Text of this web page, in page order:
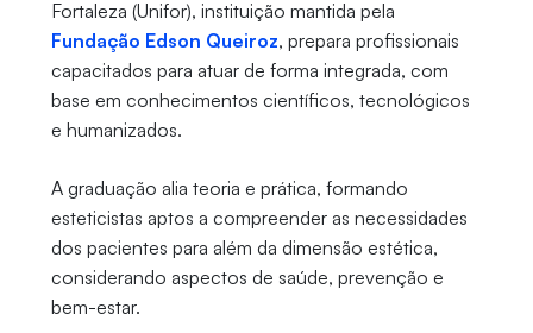
Fortaleza (Unifor), instituição mantida pela
Fundação Edson Queiroz, prepara profissionais
capacitados para atuar de forma integrada, com
base em conhecimentos científicos, tecnológicos
e humanizados.
A graduação alia teoria e prática, formando
esteticistas aptos a compreender as necessidades
dos pacientes para além da dimensão estética,
considerando aspectos de saúde, prevenção e
bem-estar.